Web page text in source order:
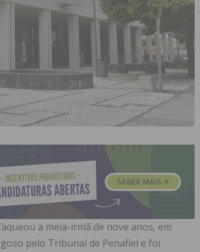
a meia-irmã de nove anos, em
pelo Tribunal de Penafiel e foi